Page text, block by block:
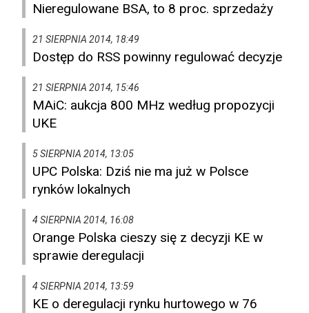
Nieregulowane BSA, to 8 proc. sprzedaży
21 SIERPNIA 2014, 18:49
Dostęp do RSS powinny regulować decyzje
21 SIERPNIA 2014, 15:46
MAiC: aukcja 800 MHz według propozycji
UKE
5 SIERPNIA 2014, 13:05
UPC Polska: Dziś nie ma już w Polsce
rynków lokalnych
4 SIERPNIA 2014, 16:08
Orange Polska cieszy się z decyzji KE w
sprawie deregulacji
4 SIERPNIA 2014, 13:59
KE o deregulacji rynku hurtowego w 76